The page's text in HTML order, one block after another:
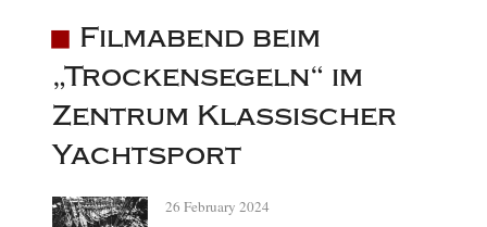
Filmabend beim
„Trockensegeln“ im
Zentrum Klassischer
Yachtsport
26 February 2024